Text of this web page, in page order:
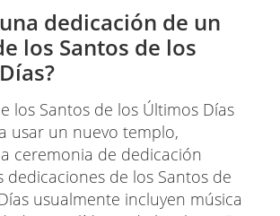
dedicación de un
los Santos de los
los Santos de los Últimos Días
usar un nuevo templo,
ceremonia de dedicación
dedicaciones de los Santos de
usualmente incluyen música